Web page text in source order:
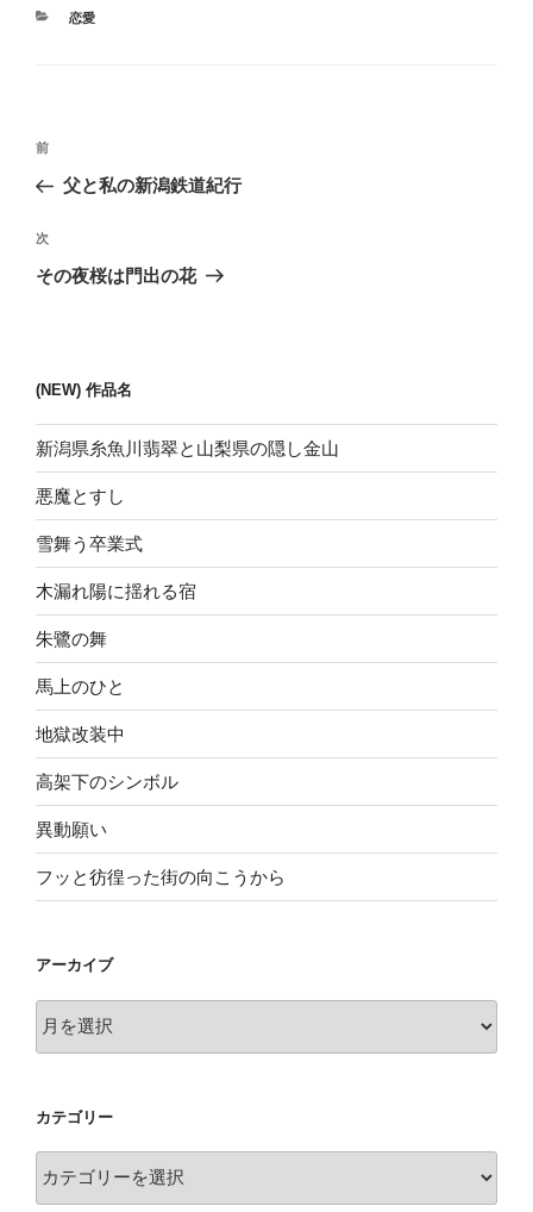
カ
恋愛
投
ナ
ビ
ゲ
ン
前
の
稿
前
父と私の新潟鉄道紀行
次
の
次
その夜桜は門出の花
(NEW) 作品名
新潟県糸魚川翡翠と山梨県の隠し金山
悪魔とすし
雪舞う卒業式
木漏れ陽に揺れる宿
朱鷺の舞
馬上のひと
地獄改装中
高架下のシンボル
異動願い
フッと彷徨った街の向こうから
アーカイブ
ー
ブ
カテゴリー
テ